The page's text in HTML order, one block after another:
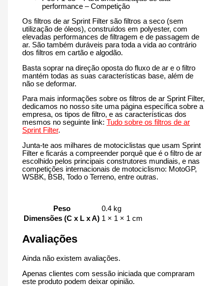
performance – Competição
Os filtros de ar Sprint Filter são filtros a seco (sem
utilização de óleos), construídos em polyester, com
elevadas performances de filtragem e de passagem de
ar. São também duráveis para toda a vida ao contrário
dos filtros em cartão e algodão.
Basta soprar na direção oposta do fluxo de ar e o filtro
mantém todas as suas características base, além de
não se deformar.
Para mais informações sobre os filtros de ar Sprint Filter,
dedicamos no nosso site uma página específica sobre a
empresa, os tipos de filtro, e as características dos
mesmos no seguinte link:Tudo sobre os filtros de ar
Sprint Filter.
Junta-te aos milhares de motociclistas que usam Sprint
Filter e ficarás a compreender porquê que é o filtro de ar
escolhido pelos principais construtores mundiais, e nas
competições internacionais de motociclismo: MotoGP,
WSBK, BSB, Todo o Terreno, entre outras.
Peso
0.4 kg
Dimensões (C x L x A) 1 × 1 × 1 cm
Avaliações
Ainda não existem avaliações.
Apenas clientes com sessão iniciada que compraram
este produto podem deixar opinião.